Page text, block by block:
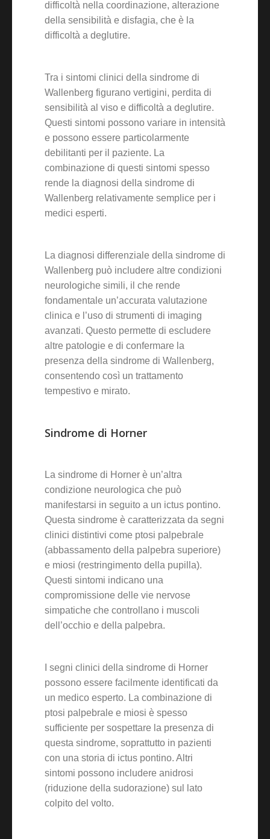
difficoltà nella coordinazione, alterazione
della sensibilità e disfagia, che è la
difficoltà a deglutire.
Tra i sintomi clinici della sindrome di
Wallenberg figurano vertigini, perdita di
sensibilità al viso e difficoltà a deglutire.
Questi sintomi possono variare in intensità
e possono essere particolarmente
debilitanti per il paziente. La
combinazione di questi sintomi spesso
rende la diagnosi della sindrome di
Wallenberg relativamente semplice per i
medici esperti.
La diagnosi differenziale della sindrome di
Wallenberg può includere altre condizioni
neurologiche simili, il che rende
fondamentale un’accurata valutazione
clinica e l’uso di strumenti di imaging
avanzati. Questo permette di escludere
altre patologie e di confermare la
presenza della sindrome di Wallenberg,
consentendo così un trattamento
tempestivo e mirato.
Sindrome di Horner
La sindrome di Horner è un’altra
condizione neurologica che può
manifestarsi in seguito a un ictus pontino.
Questa sindrome è caratterizzata da segni
clinici distintivi come ptosi palpebrale
(abbassamento della palpebra superiore)
e miosi (restringimento della pupilla).
Questi sintomi indicano una
compromissione delle vie nervose
simpatiche che controllano i muscoli
dell’occhio e della palpebra.
I segni clinici della sindrome di Horner
possono essere facilmente identificati da
un medico esperto. La combinazione di
ptosi palpebrale e miosi è spesso
sufficiente per sospettare la presenza di
questa sindrome, soprattutto in pazienti
con una storia di ictus pontino. Altri
sintomi possono includere anidrosi
(riduzione della sudorazione) sul lato
colpito del volto.